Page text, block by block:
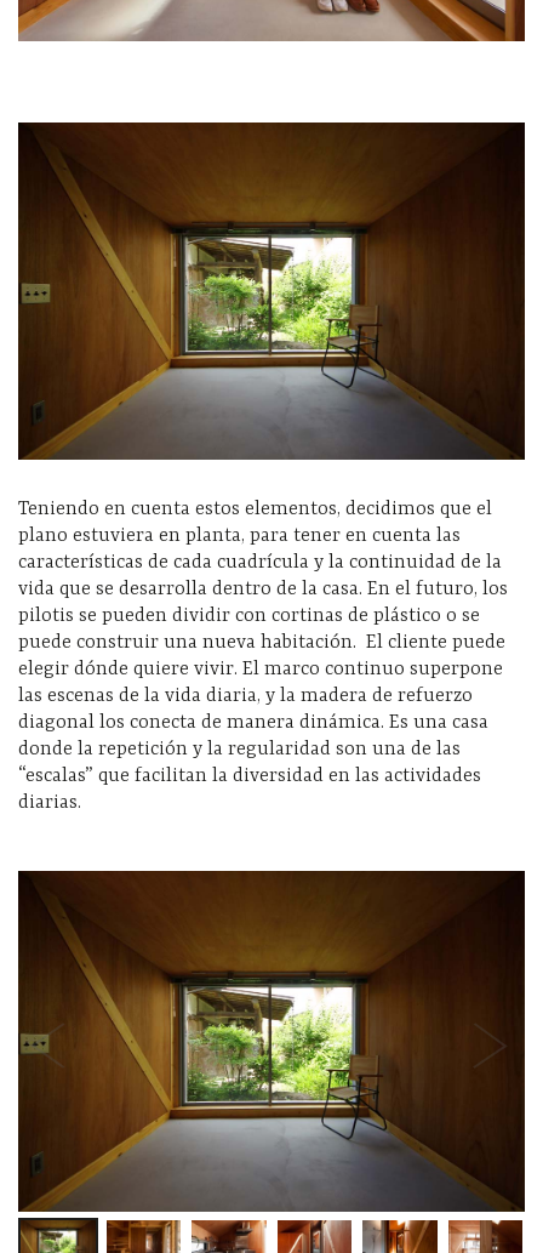
Teniendo en cuenta estos elementos, decidimos que el
plano estuviera en planta, para tener en cuenta las
características de cada cuadrícula y la continuidad de la
vida que se desarrolla dentro de la casa. En el futuro, los
pilotis se pueden dividir con cortinas de plástico o se
puede construir una nueva habitación. El cliente puede
elegir dónde quiere vivir. El marco continuo superpone
las escenas de la vida diaria, y la madera de refuerzo
diagonal los conecta de manera dinámica. Es una casa
donde la repetición y la regularidad son una de las
“escalas” que facilitan la diversidad en las actividades
diarias.